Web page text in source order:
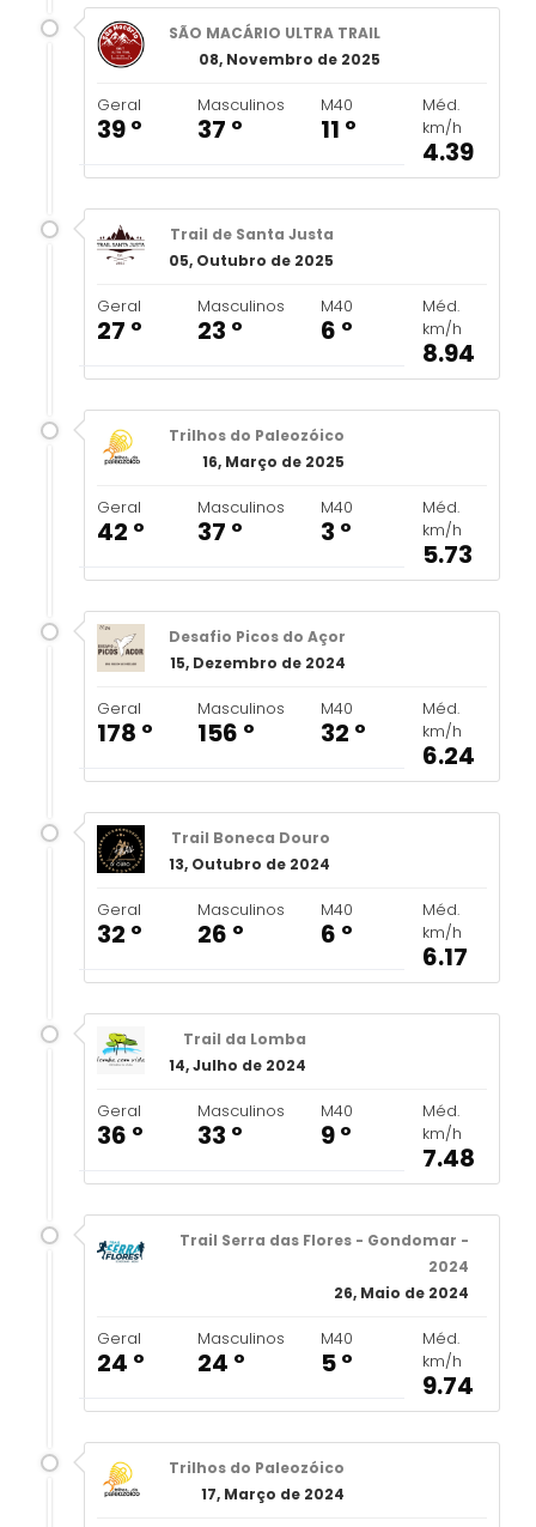
SÃO MACÁRIO ULTRA TRAIL
08, Novembro de 2025
Geral
39 º
Masculinos
37 º
M40
11 º
Méd.
km/h
4.39
Trail de Santa Justa
05, Outubro de 2025
Geral
27 º
Masculinos
23 º
M40
6 º
Méd.
km/h
8.94
Trilhos do Paleozóico
16, Março de 2025
Geral
42 º
Masculinos
37 º
M40
3 º
Méd.
km/h
5.73
Desafio Picos do Açor
15, Dezembro de 2024
Geral
178 º
Masculinos
156 º
M40
32 º
Méd.
km/h
6.24
Trail Boneca Douro
13, Outubro de 2024
Geral
32 º
Masculinos
26 º
M40
6 º
Méd.
km/h
6.17
Trail da Lomba
14, Julho de 2024
Geral
36 º
Masculinos
33 º
M40
9 º
Méd.
km/h
7.48
Trail Serra das Flores - Gondomar -
2024
26, Maio de 2024
Geral
24 º
Masculinos
24 º
M40
5 º
Méd.
km/h
9.74
Trilhos do Paleozóico
17, Março de 2024